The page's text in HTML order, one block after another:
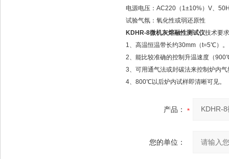
电源电压：AC220（1±10%）V、
试验气氛：氧化性或弱还原性
KDHR-8微机灰熔融性测试仪技术要
1、高温恒温带长约30mm（t=5℃）。
2、能比较准确的控制升温速度（
3、可用通气法或封碳法来控制炉内
4、800℃以后炉内试样即清晰可见。
产品：
您的单位：